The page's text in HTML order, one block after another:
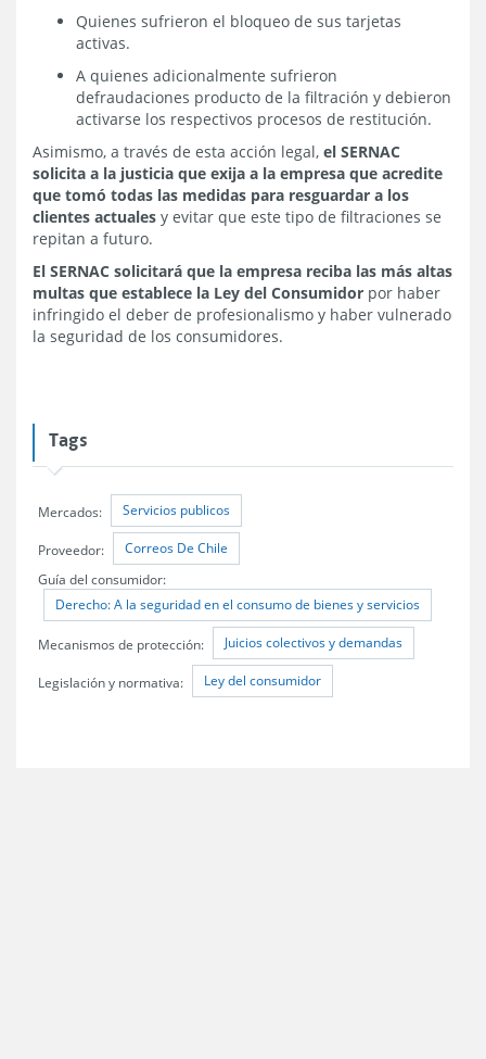
Quienes sufrieron el bloqueo de sus tarjetas
activas.
A quienes adicionalmente sufrieron
defraudaciones producto de la filtración y debieron
activarse los respectivos procesos de restitución.
Asimismo, a través de esta acción legal, el SERNAC
solicita a la justicia que exija a la empresa que acredite
que tomó todas las medidas para resguardar a los
clientes actuales y evitar que este tipo de filtraciones se
repitan a futuro.
El SERNAC solicitará que la empresa reciba las más altas
multas que establece la Ley del Consumidor por haber
infringido el deber de profesionalismo y haber vulnerado
la seguridad de los consumidores.
Tags
Mercados: Servicios publicos
Proveedor: Correos De Chile
Guía del consumidor:
Derecho: A la seguridad en el consumo de bienes y servicios
Mecanismos de protección: Juicios colectivos y demandas
Legislación y normativa: Ley del consumidor